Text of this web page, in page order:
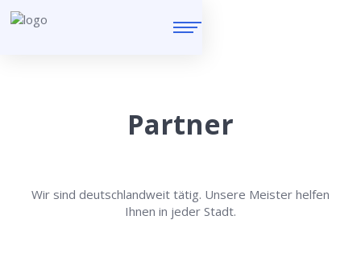
Partner
Wir sind deutschlandweit tätig. Unsere Meister helfen
Ihnen in jeder Stadt.